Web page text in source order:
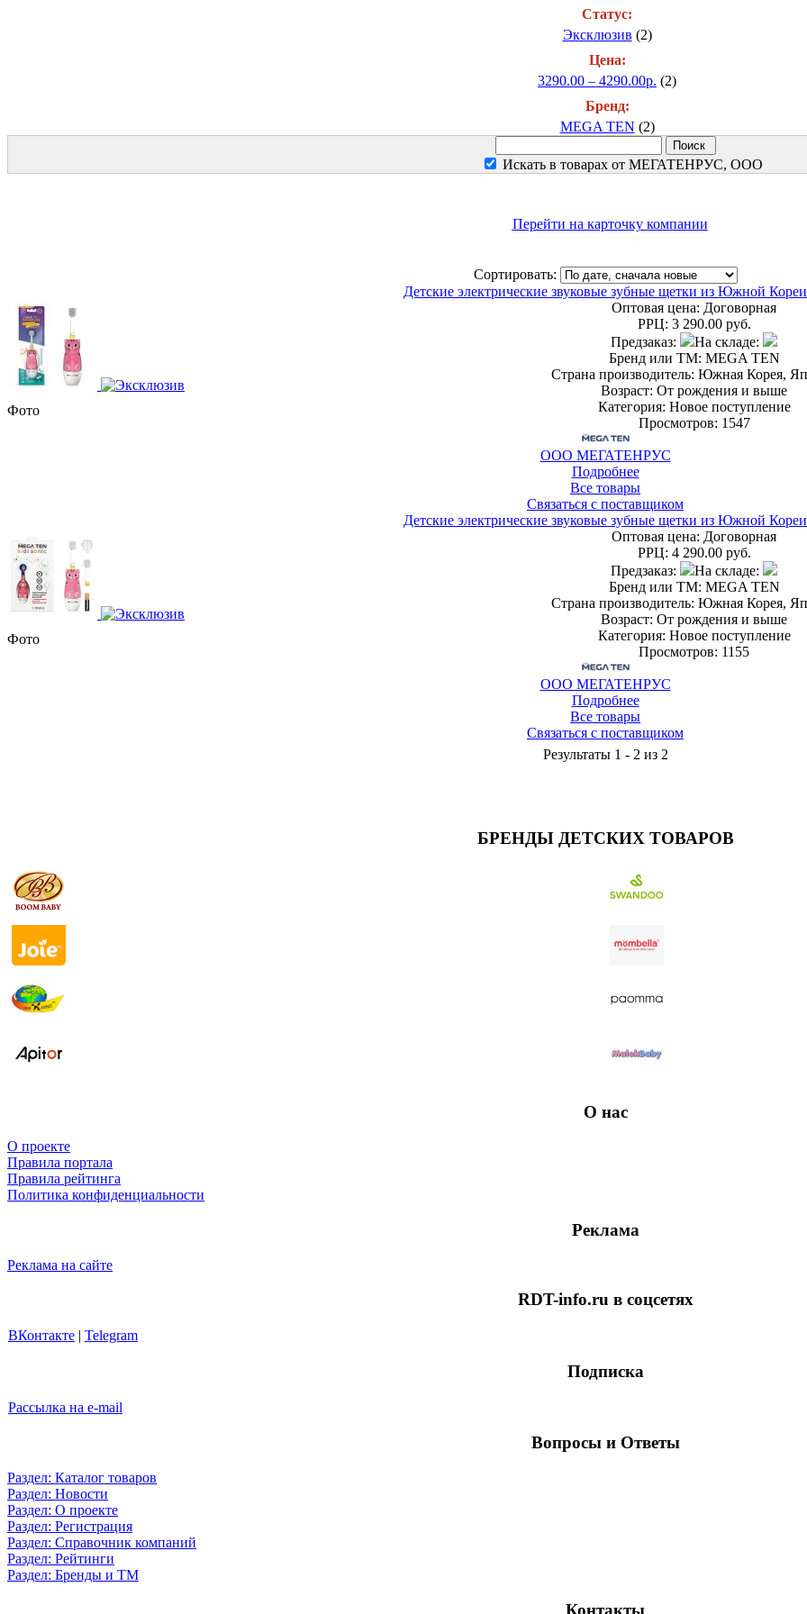
Статус:
Эксклюзив (2)
Цена:
3290.00 – 4290.00р. (2)
Бренд:
MEGA TEN (2)
Искать в товарах от МЕГАТЕНРУС, ООО
Перейти на карточку компании
Сортировать:
Детские электрические звуковые зубные щетки из Южной Кореи
Фото
Оптовая цена: Договорная
РРЦ: 3 290.00 руб.
Предзаказ:
На складе:
Бренд или ТМ: MEGA TEN
Страна производитель: Южная Корея,
Возраст: От рождения и выше
Категория: Новое поступление
Просмотров: 1547
ООО МЕГАТЕНРУС
Подробнее
Все товары
Связаться с поставщиком
Детские электрические звуковые зубные щетки из Южной Кореи
Фото
Оптовая цена: Договорная
РРЦ: 4 290.00 руб.
Предзаказ:
На складе:
Бренд или ТМ: MEGA TEN
Страна производитель: Южная Корея,
Возраст: От рождения и выше
Категория: Новое поступление
Просмотров: 1155
ООО МЕГАТЕНРУС
Подробнее
Все товары
Связаться с поставщиком
Результаты 1 - 2 из 2
БРЕНДЫ ДЕТСКИХ ТОВАРОВ
О нас
О проекте
Правила портала
Правила рейтинга
Политика конфиденциальности
Реклама
Реклама на сайте
RDT-info.ru в соцсетях
ВКонтакте | Telegram
Подписка
Рассылка на e-mail
Вопросы и Ответы
Раздел: Каталог товаров
Раздел: Новости
Раздел: О проекте
Раздел: Регистрация
Раздел: Справочник компаний
Раздел: Рейтинги
Раздел: Бренды и ТМ
Контакты